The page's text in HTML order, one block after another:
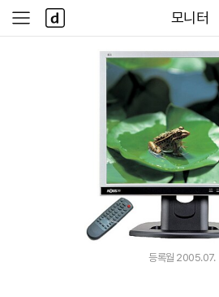
모니터
사
이
다
나
와
등록월 2005.07.